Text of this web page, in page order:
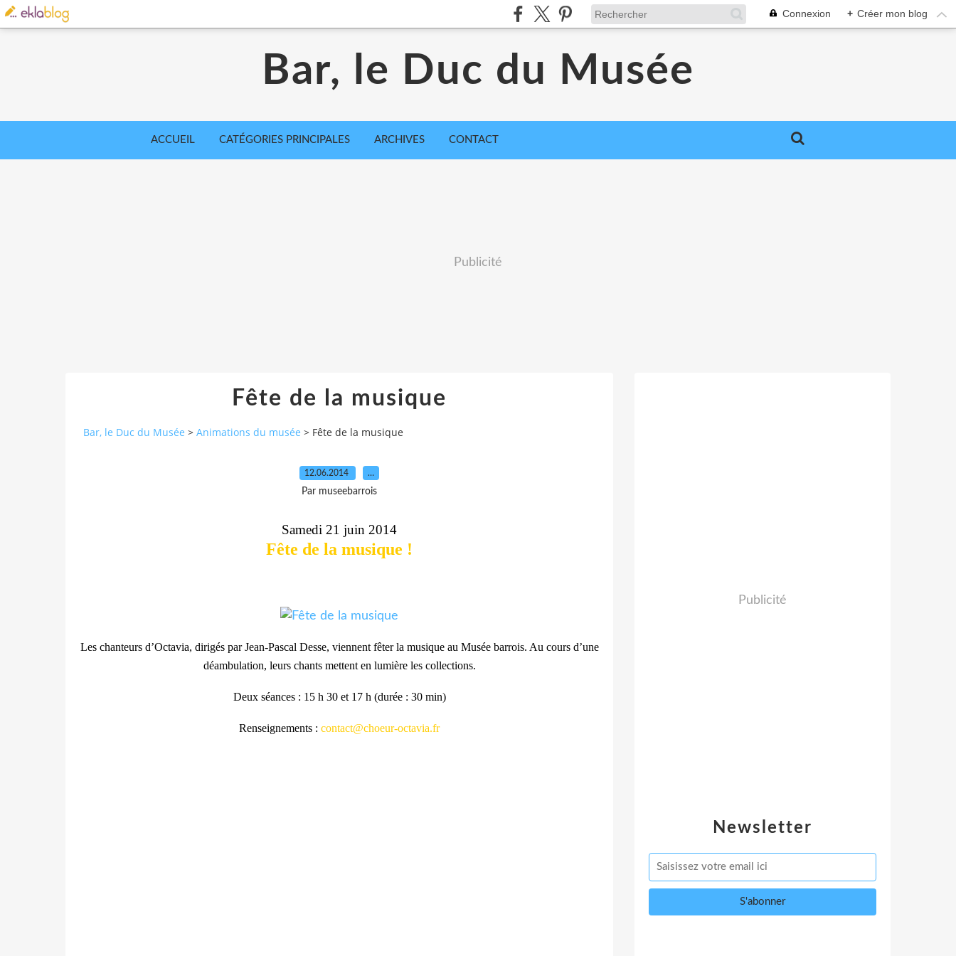
Connexion + Créer mon blog
Bar, le Duc du Musée
ACCUEIL CATÉGORIES PRINCIPALES ARCHIVES CONTACT
Publicité
Fête de la musique
Bar, le Duc du Musée > Animations du musée > Fête de la musique
12.06.2014 …
Par museebarrois
Samedi 21 juin 2014
Fête de la musique !
Les chanteurs d’Octavia, dirigés par Jean-Pascal Desse, viennent fêter la musique au Musée barrois. Au cours d’une
déambulation, leurs chants mettent en lumière les collections.
Deux séances : 15 h 30 et 17 h (durée : 30 min)
Renseignements : contact@choeur-octavia.fr
Newsletter
Publicité